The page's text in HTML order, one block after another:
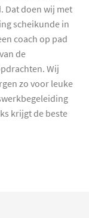
Dat doen wij met
scheikunde in
coach op pad
de
Wij
zo voor leuke
krijgt de beste